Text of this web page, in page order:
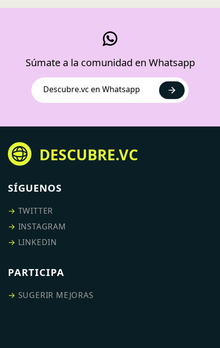
Súmate a la comunidad en Whatsapp
Descubre.vc en Whatsapp
DESCUBRE.VC
SÍGUENOS
→ TWITTER
→ INSTAGRAM
→ LINKEDIN
PARTICIPA
→ SUGERIR MEJORAS